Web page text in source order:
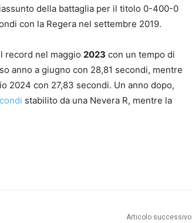
della battaglia per il titolo 0-400-0
con la Regera nel settembre 2019.
record nel maggio 2023 con un tempo di
anno a giugno con 28,81 secondi, mentre
2024 con 27,83 secondi. Un anno dopo,
stabilito da una Nevera R, mentre la
Articolo successivo